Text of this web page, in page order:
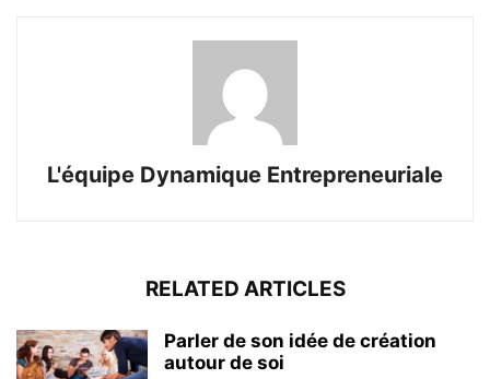
L'équipe Dynamique Entrepreneuriale
RELATED ARTICLES
Parler de son idée de création
autour de soi